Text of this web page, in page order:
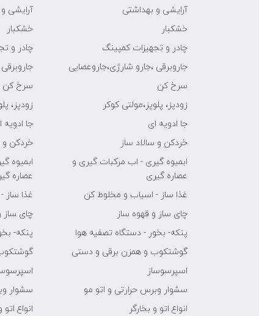
آرایشی و بهداشتی
خشکبار
چادر و تجهیزات کمپینگ
جاروبرقی ،جارو شارژی،جاروعصایی
سرخ کن
زودپز، پلوپز،مولتی کوکر
جا ادویه ای
خردکن و سالاد ساز
ابمیوه گیری - اب مرکبات گیری و
عصاره گیری
غذا ساز - اسیاب و مخلوط کن
چای ساز و قهوه ساز
پنکه- بخور - دستگاه تصفیه هوا
گوشتکوب و همزن برقی و دستی
اسپرسوساز
سشوار وبرس حرارتی و اتو مو
انواع اتو و بخارگر
آرایشی
خشکبار
چادر و
سرخ کن
زودپز،
جا ادویه
خردکن و
ابمیوه
عصاره
غذا ساز
چای ساز
پنکه-
سشوار
انواع اتو